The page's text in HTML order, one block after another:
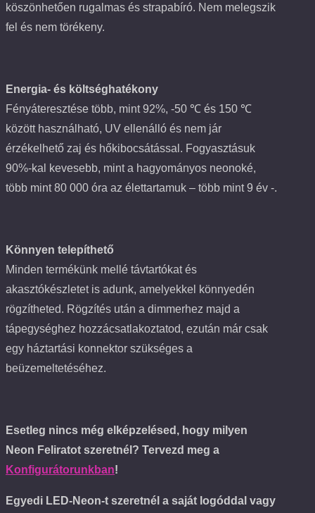
köszönhetően rugalmas és strapabíró. Nem melegszik
fel és nem törékeny.
Energia- és költséghatékony
Fényáteresztése több, mint 92%, -50 ℃ és 150 ℃
között használható, UV ellenálló és nem jár
érzékelhető zaj és hőkibocsátással. Fogyasztásuk
90%-kal kevesebb, mint a hagyományos neonoké,
több mint 80 000 óra az élettartamuk – több mint 9 év -.
Könnyen telepíthető
Minden termékünk mellé távtartókat és
akasztókészletet is adunk, amelyekkel könnyedén
rögzítheted. Rögzítés után a dimmerhez majd a
tápegységhez hozzácsatlakoztatod, ezután már csak
egy háztartási konnektor szükséges a
beüzemeltetéséhez.
Esetleg nincs még elképzelésed, hogy milyen
Neon Feliratot szeretnél? Tervezd meg a
Konfigurátorunkban!
Egyedi LED-Neon-t szeretnél a saját logóddal vagy